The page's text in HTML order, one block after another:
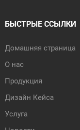
БЫСТРЫЕ ССЫЛКИ
Домашняя страница
О нас
Продукция
Дизайн Кейса
Услуга